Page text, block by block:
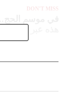
DON'T MISS